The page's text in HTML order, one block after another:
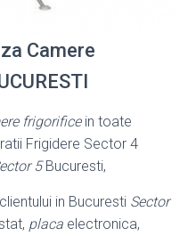
Camere
frigorificein toate
Frigidere Sector 4
5Bucuresti,
in Bucuresti Sector
placa electronica,